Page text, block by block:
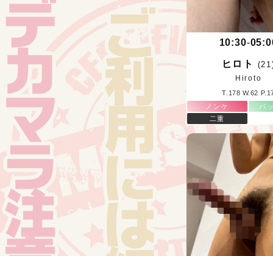
10:30-
ヒロト
Hiroto
T.178 W.62
ノンケ
バ
二重